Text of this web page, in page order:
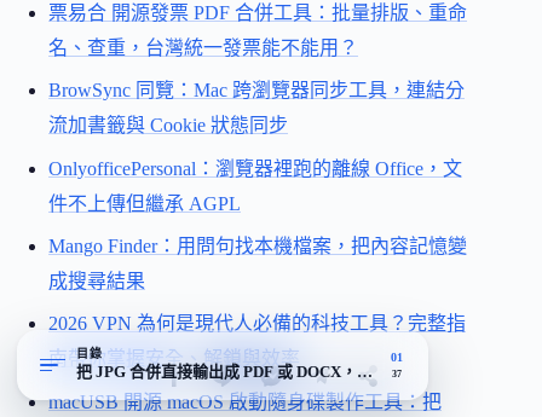
票易合 開源發票 PDF 合併工具：批量排版、重命
名、查重，台灣統一發票能不能用？
BrowSync 同覽：Mac 跨瀏覽器同步工具，連結分
流加書籤與 Cookie 狀態同步
OnlyofficePersonal：瀏覽器裡跑的離線 Office，文
件不上傳但繼承 AGPL
Mango Finder：用問句找本機檔案，把內容記憶變
成搜尋結果
2026 VPN 為何是現代人必備的科技工具？完整指
南帶你掌握安全、解鎖與效率
macUSB 開源 macOS 啟動隨身碟製作工具：把
目錄
把 JPG 合併直接輸出成 PDF 或 DOCX，這才是 Aspose 真正的差異
01
37